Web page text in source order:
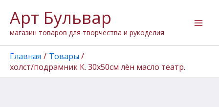
содержимому
Арт Бульвар
магазин товаров для творчества и рукоделия
Главная
Товары
холст/подрамник К. 30х50см лён масло театр.
товара
холст/
подрамник
К.
30х50см
масло